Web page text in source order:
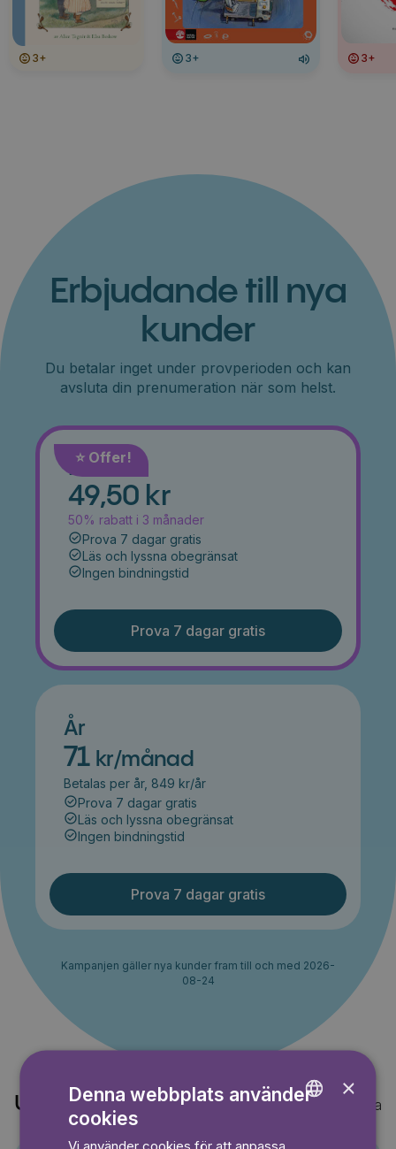
3+ 3+ 3+
Erbjudande till nya
kunder
Du betalar inget under provperioden och kan
avsluta din prenumeration när som helst.
⭐️ Offer!
Månad
49,50 kr
50% rabatt i 3 månader
Prova 7 dagar gratis
Läs och lyssna obegränsat
Ingen bindningstid
Prova 7 dagar gratis
År
71 kr/månad
Betalas per år, 849 kr/år
Prova 7 dagar gratis
Läs och lyssna obegränsat
Ingen bindningstid
Prova 7 dagar gratis
Kampanjen gäller nya kunder fram till och med 2026-
08-24
Upptäck också Visa alla
×
Denna webbplats använder
cookies
Vi använder cookies för att anpassa